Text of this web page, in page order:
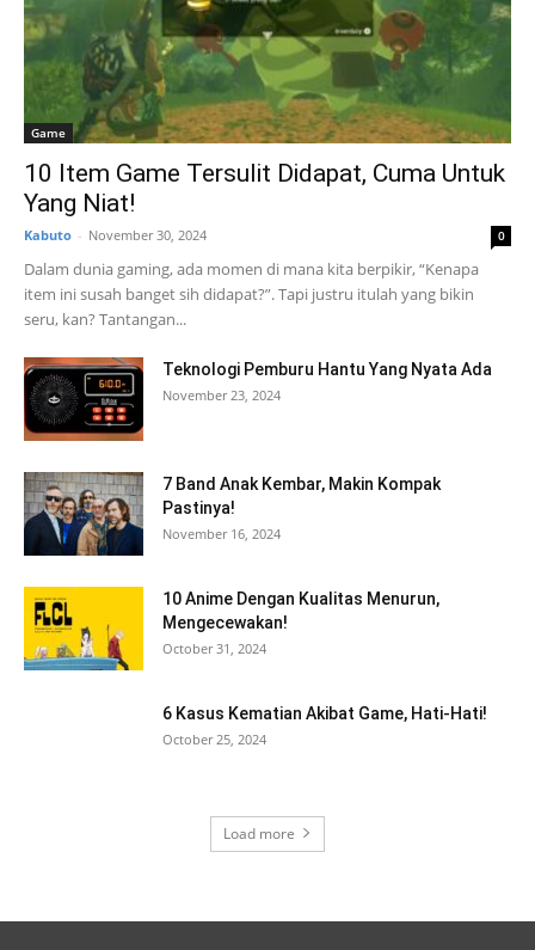
Game
10 Item Game Tersulit Didapat, Cuma Untuk
Yang Niat!
Kabuto - November 30, 2024 0
Dalam dunia gaming, ada momen di mana kita berpikir, “Kenapa
item ini susah banget sih didapat?”. Tapi justru itulah yang bikin
seru, kan? Tantangan...
Teknologi Pemburu Hantu Yang Nyata Ada
November 23, 2024
7 Band Anak Kembar, Makin Kompak
Pastinya!
November 16, 2024
10 Anime Dengan Kualitas Menurun,
Mengecewakan!
October 31, 2024
6 Kasus Kematian Akibat Game, Hati-Hati!
October 25, 2024
Load more